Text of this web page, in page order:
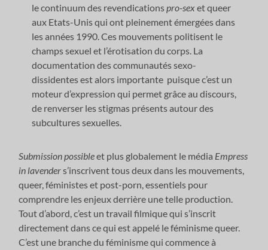
le continuum des revendicationspro-sexet queer
aux Etats-Unis qui ont pleinement émergées dans
les années 1990. Ces mouvements politisent le
champs sexuel et l’érotisation du corps. La
documentation des communautés sexo-
dissidentes est alors importante puisque c’est un
moteur d’expression qui permet grâce au discours,
de renverser les stigmas présents autour des
subcultures sexuelles.
Submission possibleet plus globalement le média Empress
in lavenders’inscrivent tous deux dans les mouvements,
queer, féministes et post-porn, essentiels pour
comprendre les enjeux derrière une telle production.
Tout d’abord, c’est un travail filmique qui s’inscrit
directement dans ce qui est appelé le féminisme queer.
C’est une branche du féminisme qui commence à